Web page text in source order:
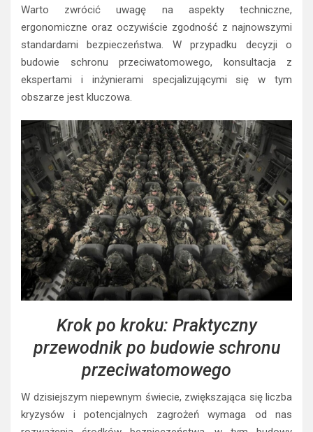
Warto zwrócić uwagę na aspekty techniczne,
ergonomiczne oraz oczywiście zgodność z najnowszymi
standardami bezpieczeństwa. W przypadku decyzji o
budowie schronu przeciwatomowego, konsultacja z
ekspertami i inżynierami specjalizującymi się w tym
obszarze jest kluczowa.
Krok po kroku: Praktyczny
przewodnik po budowie schronu
przeciwatomowego
W dzisiejszym niepewnym świecie, zwiększająca się liczba
kryzysów i potencjalnych zagrożeń wymaga od nas